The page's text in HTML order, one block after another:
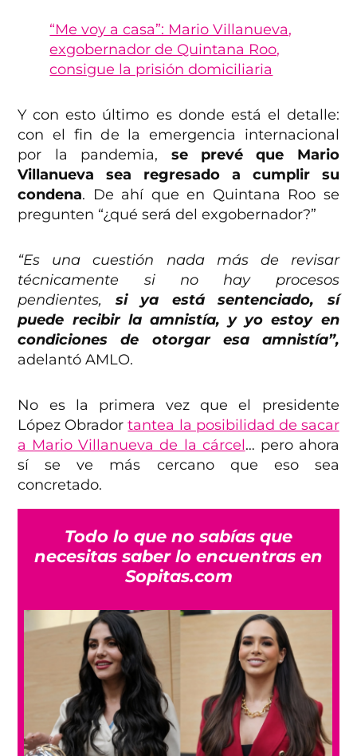
“Me voy a casa”: Mario Villanueva,
exgobernador de Quintana Roo,
consigue la prisión domiciliaria
Y con esto último es donde está el detalle:
con el fin de la emergencia internacional
por la pandemia, se prevé que Mario
Villanueva sea regresado a cumplir su
condena. De ahí que en Quintana Roo se
pregunten “¿qué será del exgobernador?”
“Es una cuestión nada más de revisar
técnicamente si no hay procesos
pendientes, si ya está sentenciado, sí
puede recibir la amnistía, y yo estoy en
condiciones de otorgar esa amnistía”,
adelantó AMLO.
No es la primera vez que el presidente
López Obradortantea la posibilidad de sacar
a Mario Villanueva de la cárcel… pero ahora
sí se ve más cercano que eso sea
concretado.
Todo lo que no sabías que
necesitas saber lo encuentras en
Sopitas.com